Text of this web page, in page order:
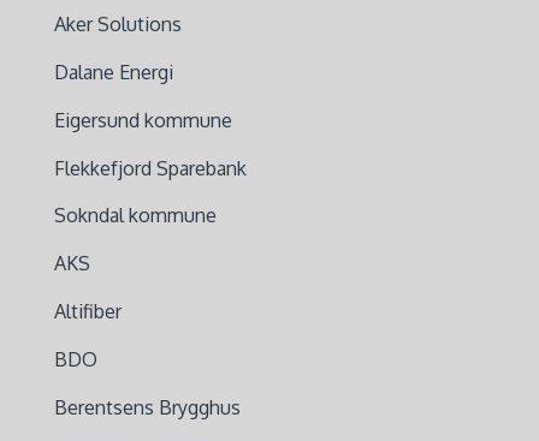
Aker Solutions
Dalane Energi
Eigersund kommune
Flekkefjord Sparebank
Sokndal kommune
AKS
Altifiber
BDO
Berentsens Brygghus